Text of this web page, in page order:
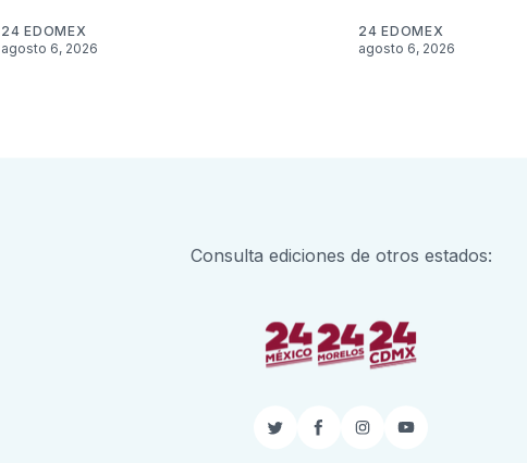
24 EDOMEX
agosto 6, 2026
24 EDOMEX
agosto 6, 2026
Consulta ediciones de otros estados:
TwitterFacebook
InstagramYouTube